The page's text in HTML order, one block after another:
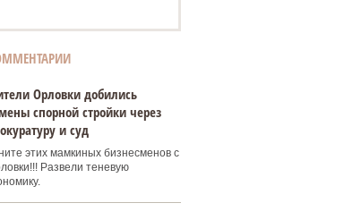
Орловки добились
спорной стройки через
и суд
этих мамкиных бизнесменов с
Развели теневую